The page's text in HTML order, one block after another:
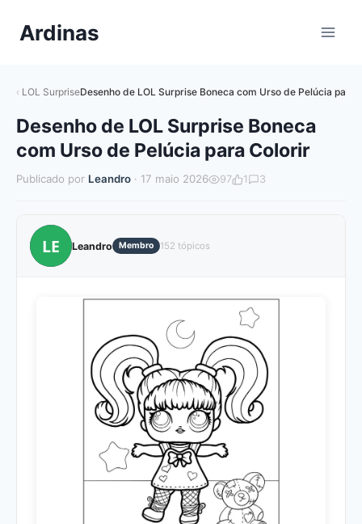
paraArdinas
LOL SurpriseDesenho de LOL Surprise Boneca com Urso de Pelúcia para
Desenho de LOL Surprise Boneca
com Urso de Pelúcia para Colorir
Publicado por Leandro · 17 maio 2026 97 1 3
LE Leandro Membro 152 tópicos